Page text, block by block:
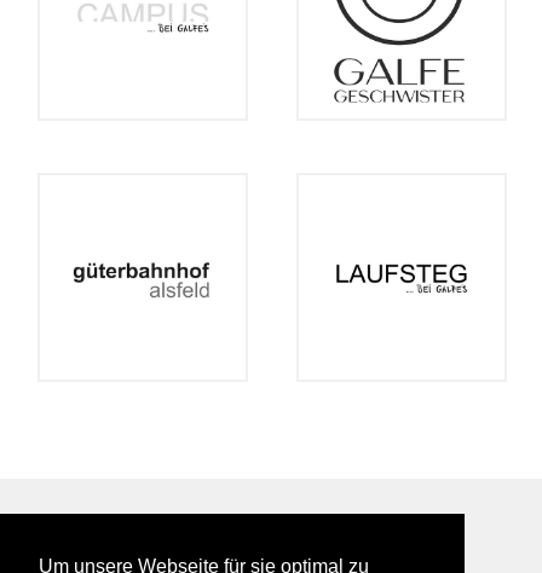
Um unsere Webseite für sie optimal zu
BEI GALFES - hier wird man getroffen